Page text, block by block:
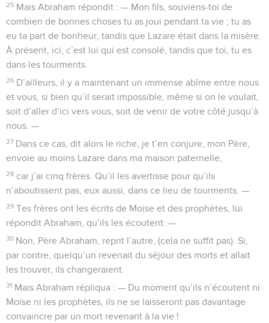
25 Mais Abraham répondit : — Mon fils, souviens-toi de
combien de bonnes choses tu as joui pendant ta vie ; tu as
eu ta part de bonheur, tandis que Lazare était dans la misère.
À présent, ici, c’est lui qui est consolé, tandis que toi, tu es
dans les tourments.
26 D’ailleurs, il y a maintenant un immense abîme entre nous
et vous, si bien qu’il serait impossible, même si on le voulait,
soit d’aller d’ici vers vous, soit de venir de votre côté jusqu’à
nous. —
27 Dans ce cas, dit alors le riche, je t’en conjure, mon Père,
envoie au moins Lazare dans ma maison paternelle,
28 car j’ai cinq frères. Qu’il les avertisse pour qu’ils
n’aboutissent pas, eux aussi, dans ce lieu de tourments. —
29 Tes frères ont les écrits de Moïse et des prophètes, lui
répondit Abraham, qu’ils les écoutent. —
30 Non, Père Abraham, reprit l’autre, (cela ne suffit pas). Si,
par contre, quelqu’un revenait du séjour des morts et allait
les trouver, ils changeraient.
31 Mais Abraham répliqua : — Du moment qu’ils n’écoutent ni
Moïse ni les prophètes, ils ne se laisseront pas davantage
convaincre par un mort revenant à la vie !